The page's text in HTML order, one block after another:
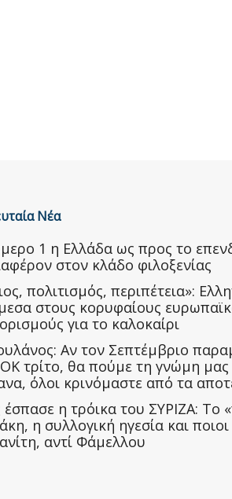
Νέα
1 η Ελλάδα ως προς το
στον κλάδο φιλοξενίας
πολιτισμός, περιπέτεια»:
στους κορυφαίους
για το καλοκαίρι
Αν τον Σεπτέμβριο
τρίτο, θα πούμε τη γνώμη μας
όλοι κρινόμαστε από τα
η τρόικα του ΣΥΡΙΖΑ: Το
η συλλογική ηγεσία και
αντί Φάμελλου